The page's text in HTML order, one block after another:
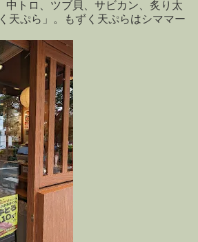
トロ、ツブ貝、サビカン、炙り太
天ぷら」。もずく天ぷらはシママー